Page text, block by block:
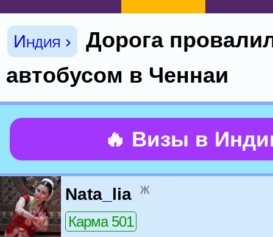
Индия ›
Дорога
автобусом в Ченнаи
🔥 Визы в
Nata_lia ж
Карма 501